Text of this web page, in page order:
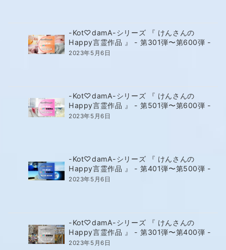
-Kot♡damA-シリーズ 『 けんさんの
Happy言霊作品 』 - 第301弾〜第600弾 -
2023年5月6日
-Kot♡damA-シリーズ 『 けんさんの
Happy言霊作品 』 - 第501弾〜第600弾 -
2023年5月6日
-Kot♡damA-シリーズ 『 けんさんの
Happy言霊作品 』 - 第401弾〜第500弾 -
2023年5月6日
-Kot♡damA-シリーズ 『 けんさんの
Happy言霊作品 』 - 第301弾〜第400弾 -
2023年5月6日